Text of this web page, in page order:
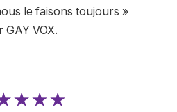
le faisons toujours »
VOX.